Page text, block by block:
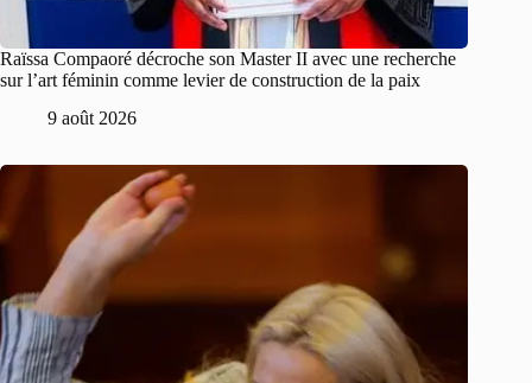
Raïssa Compaoré décroche son Master II avec une recherche
sur l’art féminin comme levier de construction de la paix
9 août 2026